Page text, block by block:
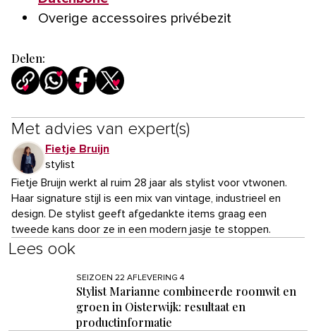
Overige accessoires privébezit
Delen:
Met advies van expert(s)
Fietje Bruijn
stylist
Fietje Bruijn werkt al ruim 28 jaar als stylist voor vtwonen.
Haar signature stijl is een mix van vintage, industrieel en
design. De stylist geeft afgedankte items graag een
tweede kans door ze in een modern jasje te stoppen.
Lees ook
SEIZOEN 22 AFLEVERING 4
Stylist Marianne combineerde roomwit en
groen in Oisterwijk: resultaat en
productinformatie